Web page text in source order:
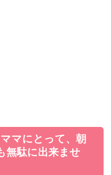
マにとって、朝
無駄に出来ませ